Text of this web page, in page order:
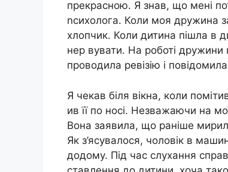
прекрасною. Я знав, що мені
nсихолога. Коли моя дружина
хлопчик. Коли дитина пішла в
нер вувати. На роботі
проводила ревізію і
Я чекав біля вікна, коли
ив її по носі. Незважаючи на
Вона заявила, що раніше
Як з’ясувалося, чоловік в
додому. Під час слухання